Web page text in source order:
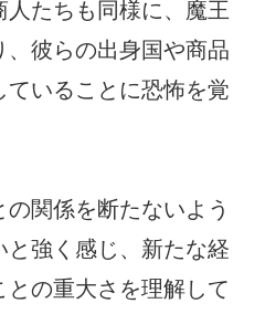
たちも同様に、魔王
、彼らの出身国や商品
ていることに恐怖を覚
関係を断たないよう
と強く感じ、新たな経
の重大さを理解して